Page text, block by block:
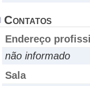
Contatos
Endereço
não informado
Sala